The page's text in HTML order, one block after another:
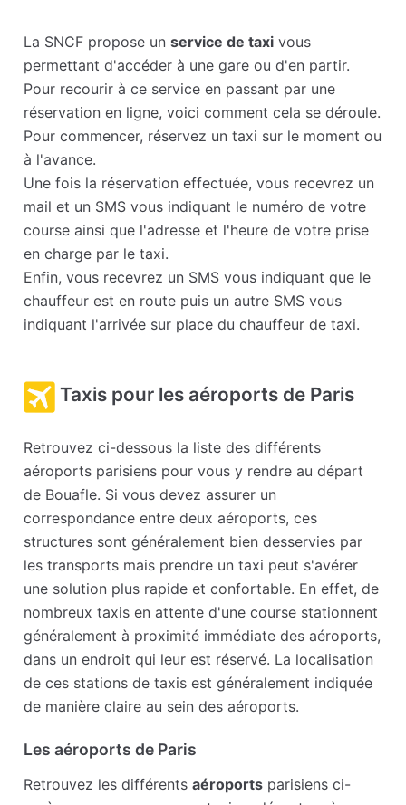
La SNCF propose unservice de taxi vous
permettant d'accéder à une gare ou d'en partir.
Pour recourir à ce service en passant par une
réservation en ligne, voici comment cela se déroule.
Pour commencer, réservez un taxi sur le moment ou
à l'avance.
Une fois la réservation effectuée, vous recevrez un
mail et un SMS vous indiquant le numéro de votre
course ainsi que l'adresse et l'heure de votre prise
en charge par le taxi.
Enfin, vous recevrez un SMS vous indiquant que le
chauffeur est en route puis un autre SMS vous
indiquant l'arrivée sur place du chauffeur de taxi.
Taxis pour les aéroports de Paris
Retrouvez ci-dessous la liste des différents
aéroports parisiens pour vous y rendre au départ
de Bouafle. Si vous devez assurer un
correspondance entre deux aéroports, ces
structures sont généralement bien desservies par
les transports mais prendre un taxi peut s'avérer
une solution plus rapide et confortable. En effet, de
nombreux taxis en attente d'une course stationnent
généralement à proximité immédiate des aéroports,
dans un endroit qui leur est réservé. La localisation
de ces stations de taxis est généralement indiquée
de manière claire au sein des aéroports.
Les aéroports de Paris
Retrouvez les différentsaéroports parisiens ci-